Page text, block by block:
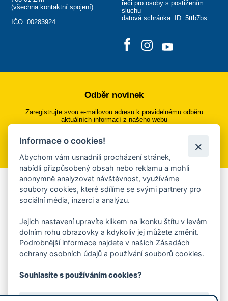
(všechna kontaktní spojení)
IČO: 00283924
řeči pro osoby s postižením
sluchu
datová schránka: ID: 5ttb7bs
Odběr novinek
Zaregistrujte svou e-mailovou adresu k pravidelnému odběru
aktuálních informací z našeho webu
Přihlásit se k odběru
Aplikace Mobilní rozhlas
Chcete dostávat do svého mobilu či mailu upozornění na
ankety, pozvánky na kulturní a sportovní akce?
Více informací o aplikaci
© 2026 Magistrát města Zlína
Prohlášení o používání cookies
Informace o cookies!
Abychom vám usnadnili procházení stránek,
nabídli přizpůsobený obsah nebo reklamu a mohli
anonymně analyzovat návštěvnost, využíváme
soubory cookies, které sdílíme se svými partnery pro
sociální média, inzerci a analýzu.
Jejich nastavení upravíte klikem na ikonku štítu v levém
dolním rohu obrazovky a kdykoliv jej můžete změnit.
Podrobnější informace najdete v našich Zásadách
ochrany osobních údajů a používání souborů cookies.
Souhlasíte s používáním cookies?